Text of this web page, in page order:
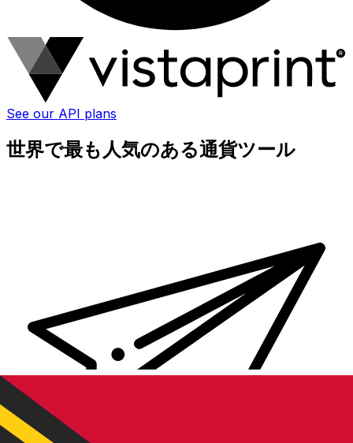
See our API plans
世界で最も人気のある通貨ツール